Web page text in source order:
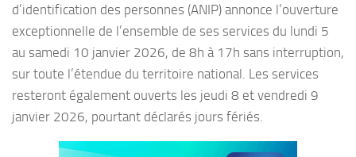
d’identification des personnes (ANIP) annonce l’ouverture
exceptionnelle de l’ensemble de ses services du lundi 5
au samedi 10 janvier 2026, de 8h à 17h sans interruption,
sur toute l’étendue du territoire national. Les services
resteront également ouverts les jeudi 8 et vendredi 9
janvier 2026, pourtant déclarés jours fériés.